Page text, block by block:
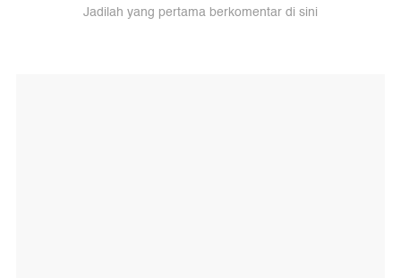
Jadilah yang pertama berkomentar di sini